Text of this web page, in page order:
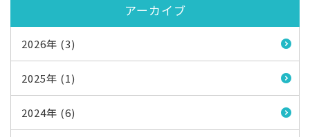
アーカイブ
2026年 (3)
2025年 (1)
2024年 (6)